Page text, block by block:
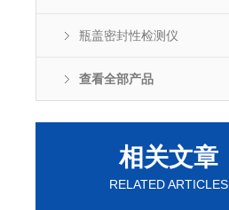
瓶盖密封性检测仪
查看全部产品
相关文章
RELATED ARTICLES